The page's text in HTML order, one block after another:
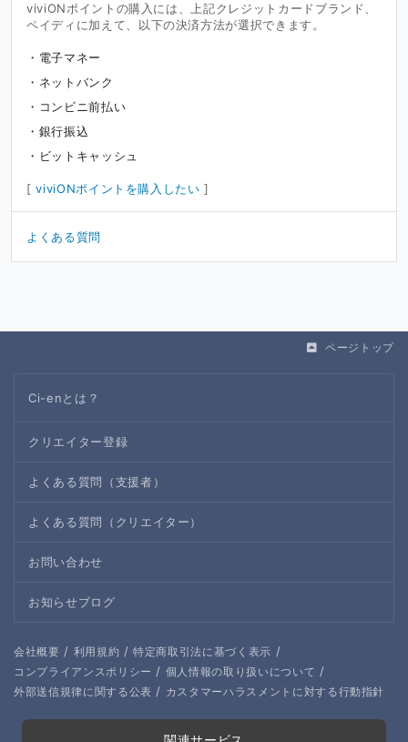
viviONポイントの購入には、上記クレジットカードブランド、
ペイディに加えて、以下の決済方法が選択できます。
電子マネー
ネットバンク
コンビニ前払い
銀行振込
ビットキャッシュ
[viviONポイントを購入したい ]
よくある質問
ページトップ
Ci-enとは？
クリエイター登録
よくある質問（支援者）
よくある質問（クリエイター）
お問い合わせ
お知らせブログ
会社概要 / 利用規約 / 特定商取引法に基づく表示 /
コンプライアンスポリシー / 個人情報の取り扱いについて /
外部送信規律に関する公表 / カスタマーハラスメントに対する行動指針